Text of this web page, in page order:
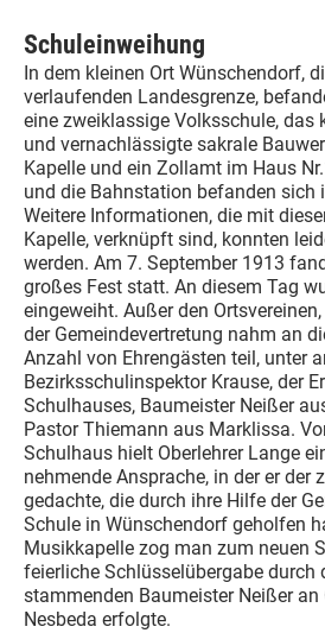
Schuleinweihung
In dem kleinen Ort Wünschendorf,
verlaufenden Landesgrenze,
eine zweiklassige Volksschule, das
und vernachlässigte sakrale
Kapelle und ein Zollamt im Haus
und die Bahnstation befanden sich
Weitere Informationen, die mit
Kapelle, verknüpft sind, konnten
werden. Am 7. September 1913
großes Fest statt. An diesem Tag
eingeweiht. Außer den
der Gemeindevertretung nahm an
Anzahl von Ehrengästen teil, unter
Bezirksschulinspektor Krause, der
Schulhauses, Baumeister Neißer
Pastor Thiemann aus Marklissa.
Schulhaus hielt Oberlehrer Lange
nehmende Ansprache, in der er der
gedachte, die durch ihre Hilfe der
Schule in Wünschendorf geholfen
Musikkapelle zog man zum neuen
feierliche Schlüsselübergabe durch
stammenden Baumeister Neißer
Nesbeda erfolgte.